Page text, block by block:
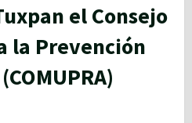
el Consejo
la Prevención